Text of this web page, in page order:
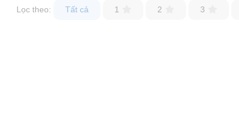
Lọc theo: Tất cả 1 2 3